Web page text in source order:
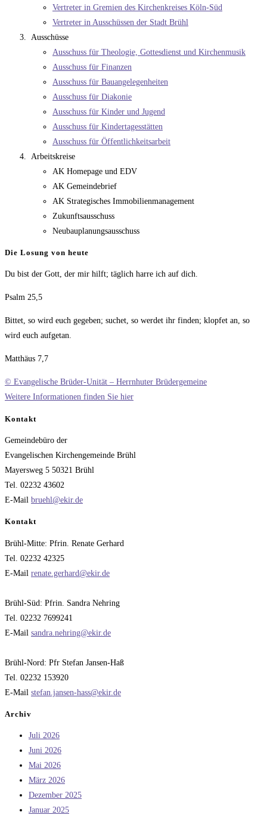
Vertreter in Gremien des Kirchenkreises Köln-Süd
Vertreter in Ausschüssen der Stadt Brühl
Ausschüsse
Ausschuss für Theologie, Gottesdienst und Kirchenmusik
Ausschuss für Finanzen
Ausschuss für Bauangelegenheiten
Ausschuss für Diakonie
Ausschuss für Kinder und Jugend
Ausschuss für Kindertagesstätten
Ausschuss für Öffentlichkeitsarbeit
Arbeitskreise
AK Homepage und EDV
AK Gemeindebrief
AK Strategisches Immobilienmanagement
Zukunftsausschuss
Neubauplanungsausschuss
Die Losung von heute
Du bist der Gott, der mir hilft; täglich harre ich auf dich.
Psalm 25,5
Bittet, so wird euch gegeben; suchet, so werdet ihr finden; klopfet an, so
wird euch aufgetan.
Matthäus 7,7
© Evangelische Brüder-Unität – Herrnhuter Brüdergemeine
Weitere Informationen finden Sie hier
Kontakt
Gemeindebüro der
Evangelischen Kirchengemeinde Brühl
Mayersweg 5 50321 Brühl
Tel. 02232 43602
E-Mail bruehl@ekir.de
Kontakt
Brühl-Mitte: Pfrin. Renate Gerhard
Tel. 02232 42325
E-Mail renate.gerhard@ekir.de
Brühl-Süd: Pfrin. Sandra Nehring
Tel. 02232 7699241
E-Mail sandra.nehring@ekir.de
Brühl-Nord: Pfr Stefan Jansen-Haß
Tel. 02232 153920
E-Mail stefan.jansen-hass@ekir.de
Archiv
Juli 2026
Juni 2026
Mai 2026
März 2026
Dezember 2025
Januar 2025